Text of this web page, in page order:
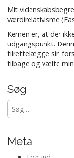
Mit
værdirelativisme
Kernen er, at der
udgangspunkt.
tilrettelægge sin
tilbage og vælte
Søg
Søg
efter:
Meta